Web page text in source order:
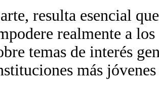
resulta esencial
realmente a
temas de interés
más